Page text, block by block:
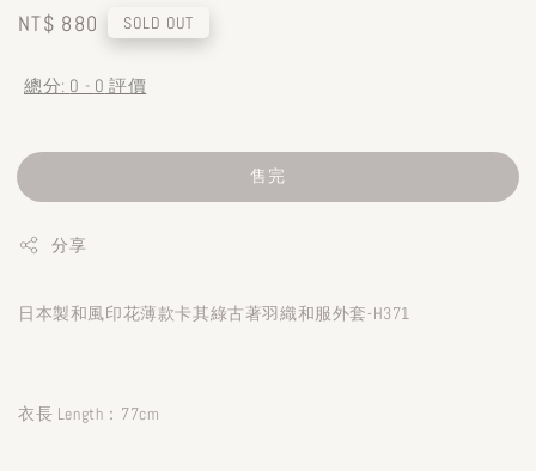
Regular
NT$ 880 SOLD OUT
總分: 0 - 0 評價
售完
分享
日本製和風印花薄款卡其綠古著羽織和服外套-H371
衣長 Length：77cm